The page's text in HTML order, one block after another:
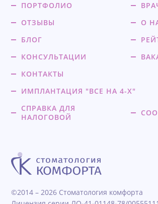
ПОРТФОЛИО
ОТЗЫВЫ
О
БЛОГ
КОНСУЛЬТАЦИИ
КОНТАКТЫ
ИМПЛАНТАЦИЯ "ВСЕ НА 4-Х"
СПРАВКА ДЛЯ
НАЛОГОВОЙ
©2014 – 2026 Стоматология комфорта